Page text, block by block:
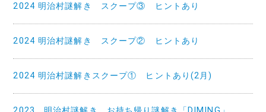
2024 明治村謎解き スクープ③ ヒントあり
2024 明治村謎解き スクープ② ヒントあり
2024 明治村謎解きスクープ① ヒントあり(2月)